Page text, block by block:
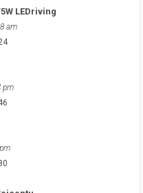
LEDriving
am
pm